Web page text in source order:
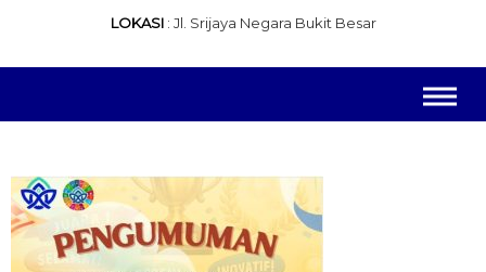
LOKASI Jl. Srijaya Negara Bukit Besar